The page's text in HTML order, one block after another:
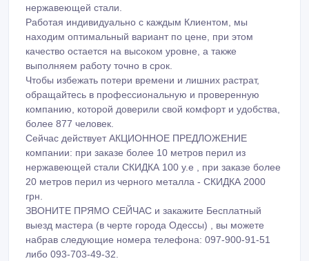
нержавеющей стали.
Работая индивидуально с каждым Клиентом, мы
находим оптимальный вариант по цене, при этом
качество остается на высоком уровне, а также
выполняем работу точно в срок.
Чтобы избежать потери времени и лишних растрат,
обращайтесь в профессиональную и проверенную
компанию, которой доверили свой комфорт и удобства,
более 877 человек.
Сейчас действует АКЦИОННОЕ ПРЕДЛОЖЕНИЕ
компании: при заказе более 10 метров перил из
нержавеющей стали СКИДКА 100 у.е , при заказе более
20 метров перил из черного металла - СКИДКА 2000
грн.
ЗВОНИТЕ ПРЯМО СЕЙЧАС и закажите Бесплатный
выезд мастера (в черте города Одессы) , вы можете
набрав следующие номера телефона: 097-900-91-51
либо 093-703-49-32.